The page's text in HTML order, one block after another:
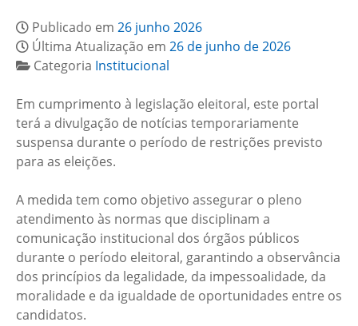
Publicado em 26 junho 2026
Última Atualização em 26 de junho de 2026
Categoria Institucional
Em cumprimento à legislação eleitoral, este portal
terá a divulgação de notícias temporariamente
suspensa durante o período de restrições previsto
para as eleições.
A medida tem como objetivo assegurar o pleno
atendimento às normas que disciplinam a
comunicação institucional dos órgãos públicos
durante o período eleitoral, garantindo a observância
dos princípios da legalidade, da impessoalidade, da
moralidade e da igualdade de oportunidades entre os
candidatos.